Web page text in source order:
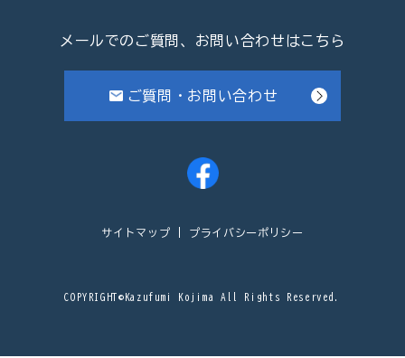
メールでのご質問、お問い合わせはこちら
ご質問・お問い合わせ
サイトマップ プライバシーポリシー
COPYRIGHT©Kazufumi Kojima All Rights Reserved.